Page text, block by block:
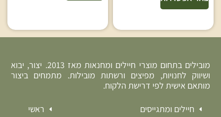
מובילים בתחום מוצרי חיילים ומחנאות מאז 2013. יצור, יבוא
ושיווק לחנויות, מפיצים ורשתות מובילות. מתמחים ביצור
מותאם אישית לפי דרישת הלקוח.
חיילים ומתגייסים
ראשי